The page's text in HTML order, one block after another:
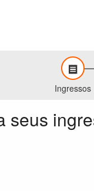
Ingressos
seus